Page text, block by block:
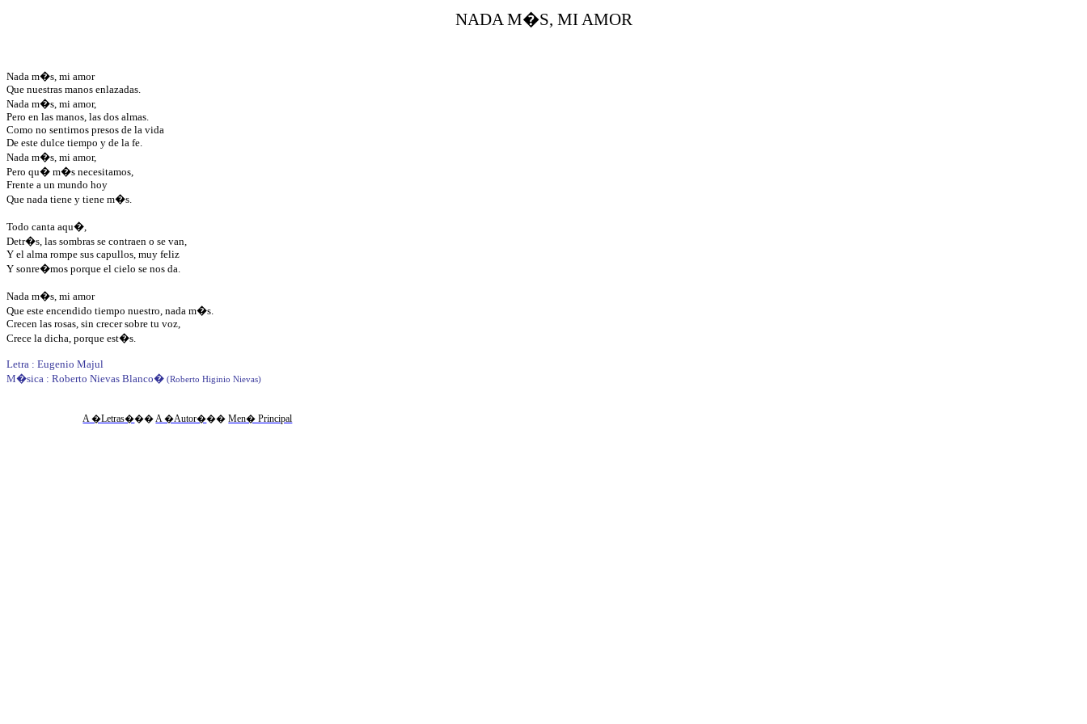
NADA M�S, MI AMOR
Nada m�s, mi amor
Que nuestras manos enlazadas.
Nada m�s, mi amor,
Pero en las manos, las dos almas.
Como no sentirnos presos de la vida
De este dulce tiempo y de la fe.
Nada m�s, mi amor,
Pero qu� m�s necesitamos,
Frente a un mundo hoy
Que nada tiene y tiene m�s.
Todo canta aqu�,
Detr�s, las sombras se contraen o se van,
Y el alma rompe sus capullos, muy feliz
Y sonre�mos porque el cielo se nos da.
Nada m�s, mi amor
Que este encendido tiempo nuestro, nada m�s.
Crecen las rosas, sin crecer sobre tu voz,
Crece la dicha, porque est�s.
Letra : Eugenio Majul
M�sica : Roberto Nievas Blanco� (Roberto Higinio Nievas)
A �Letras���A �Autor���Men� Principal